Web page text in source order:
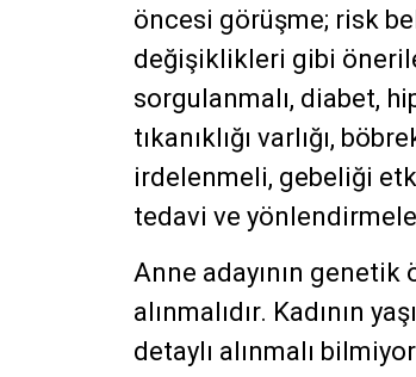
öncesi görüşme; risk
değişiklikleri gibi
sorgulanmalı, diabet,
tıkanıklığı varlığı,
irdelenmeli, gebeliği
tedavi ve
Anne adayının
alınmalıdır. Kadının
detaylı alınmalı